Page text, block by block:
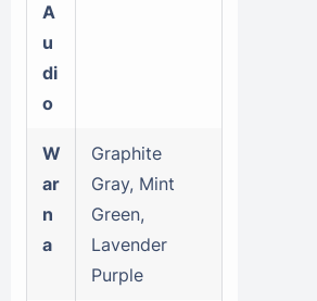
A
u
di
o
W
ar
n
a
Graphite
Gray, Mint
Green,
Lavender
Purple